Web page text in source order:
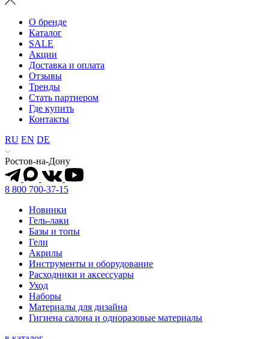
О бренде
Каталог
SALE
Акции
Доставка и оплата
Отзывы
Тренды
Стать партнером
Где купить
Контакты
RU EN DE
Ростов-на-Дону
8 800 700-37-15
Новинки
Гель-лаки
Базы и топы
Гели
Акрилы
Инструменты и оборудование
Расходники и аксессуары
Уход
Наборы
Материалы для дизайна
Гигиена салона и одноразовые материалы